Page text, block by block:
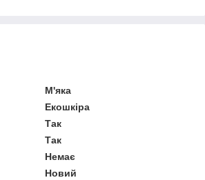
М'яка
Екошкіра
Так
Так
Немає
Новий